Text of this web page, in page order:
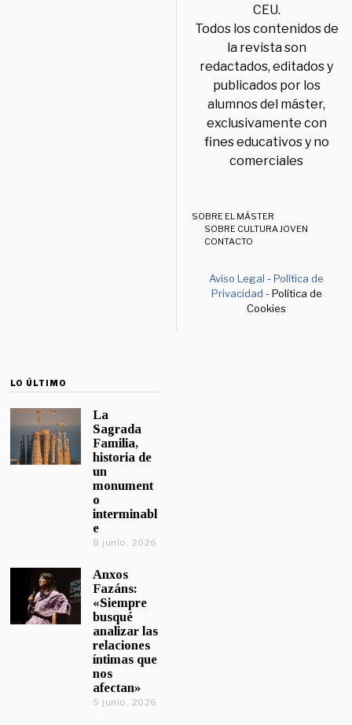
CEU.
Todos los contenidos de
la revista son
redactados, editados y
publicados por los
alumnos del máster,
exclusivamente con
fines educativos y no
comerciales
SOBRE EL MÁSTER
SOBRE CULTURA JOVEN
CONTACTO
Aviso Legal -Política de
Privacidad - Política de
Cookies
LO ÚLTIMO
La
Sagrada
Familia,
historia de
un
monument
o
interminabl
e
8 junio, 2026
Anxos
Fazáns:
«Siempre
busqué
analizar las
relaciones
íntimas que
nos
afectan»
5 junio, 2026